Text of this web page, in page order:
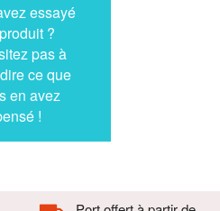
essayé
?
pas à
ce que
en avez
!